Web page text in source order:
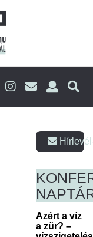
Azért a víz
a zűr? –